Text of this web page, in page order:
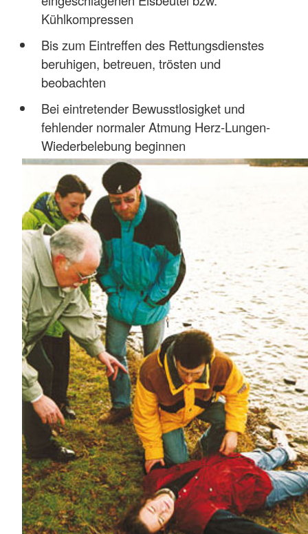
Kühlkompressen
Bis zum Eintreffen des Rettungsdienstes
beruhigen, betreuen, trösten und
beobachten
Bei eintretender Bewusstlosigket und
fehlender normaler Atmung Herz-Lungen-
Wiederbelebung beginnen